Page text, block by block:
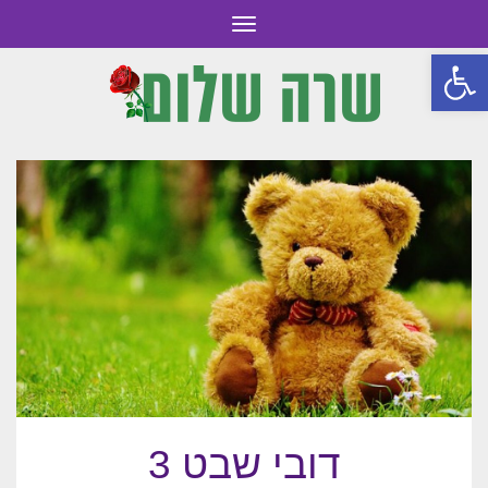
פתח סרגל נגישות
תפריט
דובי שבט 3